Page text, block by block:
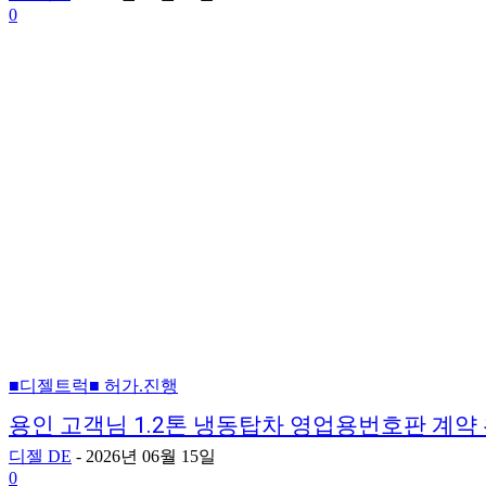
0
■디젤트럭■ 허가.진행
용인 고객님 1.2톤 냉동탑차 영업용번호판 계약
디젤 DE - 2026년 06월 15일
0